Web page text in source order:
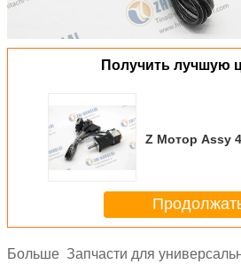
Получить лучшую
Z Мотор Assy
Больше Запчасти для